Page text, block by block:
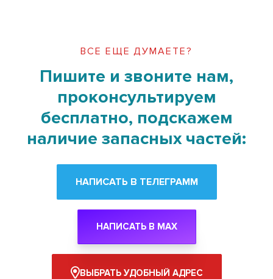
ВСЕ ЕЩЕ ДУМАЕТЕ?
Пишите и звоните нам,
проконсультируем
бесплатно, подскажем
наличие запасных частей:
НАПИСАТЬ В ТЕЛЕГРАММ
НАПИСАТЬ В MAX
ВЫБРАТЬ УДОБНЫЙ АДРЕС